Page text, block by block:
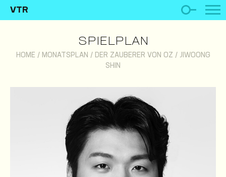
VTR
SPIELPLAN
HOME / MONATSPLAN / DER ZAUBERER VON OZ / JIWOONG
SHIN